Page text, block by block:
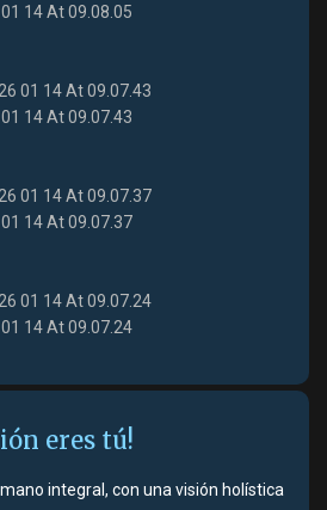
14 At 09.08.05
14 At 09.07.43
14 At 09.07.37
14 At 09.07.24
eres tú!
integral, con una visión holística